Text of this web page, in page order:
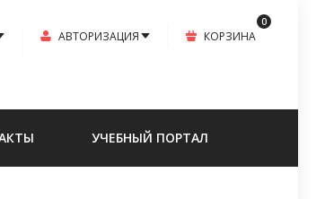
АВТОРИЗАЦИЯ КОРЗИНА
0
УЧЕБНЫЙ ПОРТАЛ